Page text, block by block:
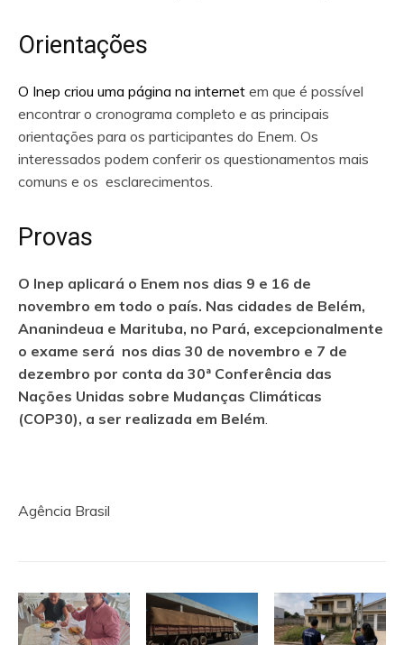
Orientações
O Inep criou uma página na internet em que é possível
encontrar o cronograma completo e as principais
orientações para os participantes do Enem. Os
interessados podem conferir os questionamentos mais
comuns e os esclarecimentos.
Provas
O Inep aplicará o Enem nos dias 9 e 16 de
novembro em todo o país. Nas cidades de Belém,
Ananindeua e Marituba, no Pará, excepcionalmente
o exame será nos dias 30 de novembro e 7 de
dezembro por conta da 30ª Conferência das
Nações Unidas sobre Mudanças Climáticas
(COP30), a ser realizada em Belém.
Agência Brasil